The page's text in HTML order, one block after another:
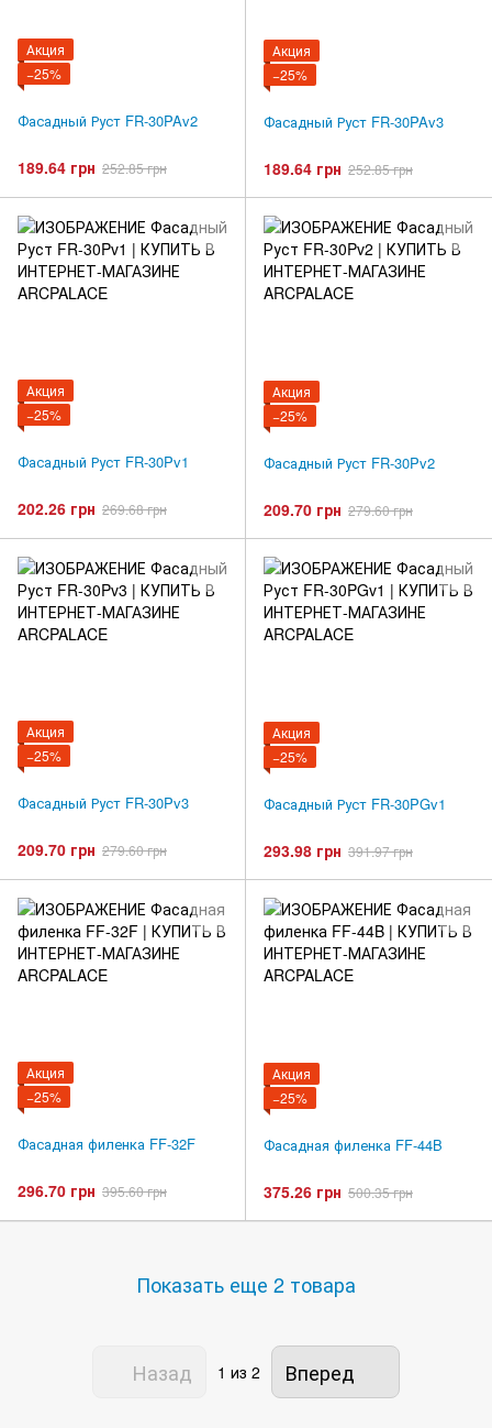
Акция
−25%
Фасадный Руст FR-30PAv2
189.64 грн 252.85 грн
Акция
−25%
Фасадный Руст FR-30PAv3
189.64 грн 252.85 грн
Акция
−25%
Фасадный Руст FR-30Pv1
202.26 грн 269.68 грн
Акция
−25%
Фасадный Руст FR-30Pv2
209.70 грн 279.60 грн
Акция
−25%
Фасадный Руст FR-30Pv3
209.70 грн 279.60 грн
Акция
−25%
Фасадный Руст FR-30PGv1
293.98 грн 391.97 грн
Акция
−25%
Фасадная филенка FF-32F
296.70 грн 395.60 грн
Акция
−25%
Фасадная филенка FF-44B
375.26 грн 500.35 грн
Показать еще 2 товара
Назад 1 из 2 Вперед